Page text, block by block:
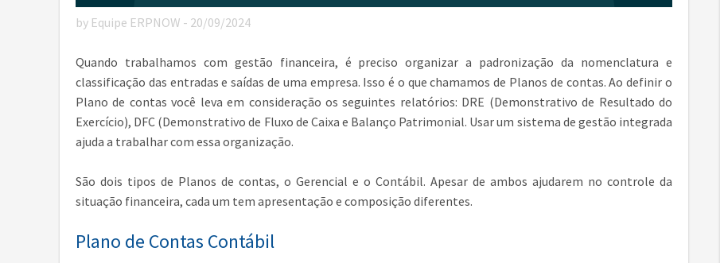
by Equipe ERPNOW - 20/09/2024
Quando trabalhamos com gestão financeira, é preciso organizar a padronização da nomenclatura e
classificação das entradas e saídas de uma empresa. Isso é o que chamamos de Planos de contas. Ao definir o
Plano de contas você leva em consideração os seguintes relatórios: DRE (Demonstrativo de Resultado do
Exercício), DFC (Demonstrativo de Fluxo de Caixa e Balanço Patrimonial. Usar um sistema de gestão integrada
ajuda a trabalhar com essa organização.
São dois tipos de Planos de contas, o Gerencial e o Contábil. Apesar de ambos ajudarem no controle da
situação financeira, cada um tem apresentação e composição diferentes.
Plano de Contas Contábil